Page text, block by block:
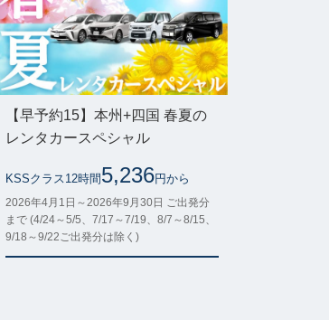
【早予約15】本州+四国 春夏の
レンタカースペシャル
KSSクラス12時間 5,236円から
2026年4月1日～2026年9月30日 ご出発分
まで (4/24～5/5、7/17～7/19、8/7～8/15、
9/18～9/22ご出発分は除く)